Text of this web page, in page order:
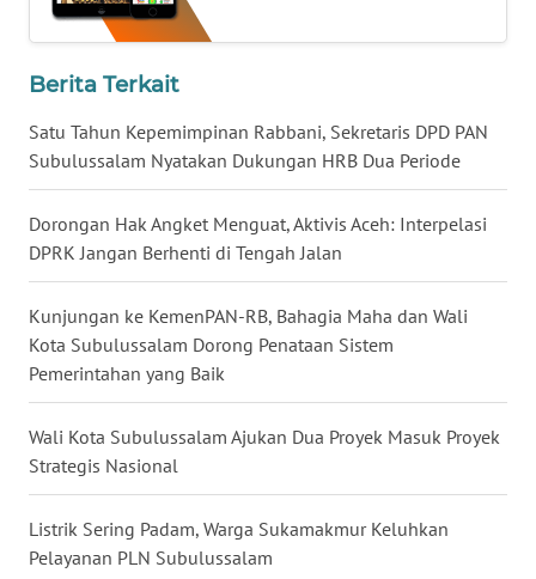
Berita Terkait
Satu Tahun Kepemimpinan Rabbani, Sekretaris DPD PAN
Subulussalam Nyatakan Dukungan HRB Dua Periode
Dorongan Hak Angket Menguat, Aktivis Aceh: Interpelasi
DPRK Jangan Berhenti di Tengah Jalan
Kunjungan ke KemenPAN-RB, Bahagia Maha dan Wali
Kota Subulussalam Dorong Penataan Sistem
Pemerintahan yang Baik
Wali Kota Subulussalam Ajukan Dua Proyek Masuk Proyek
Strategis Nasional
Listrik Sering Padam, Warga Sukamakmur Keluhkan
Pelayanan PLN Subulussalam
LAMPUNG
WN
JATENG
WN
NUSANTARA
WN
JOGJA
WN
JATIM
WN
BALI